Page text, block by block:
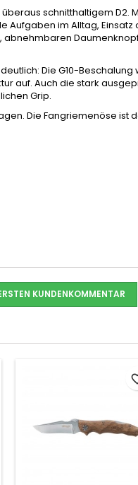
schnitthaltigem D2.
Aufgaben im Alltag,
Die G10-
auf. Auch die stark
Grip.
Die Fangriemenöse ist
KUNDENKOMMENTAR